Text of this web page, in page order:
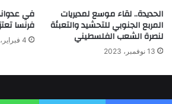
الحديدة.. لقاء موسع لمديريات
المربع الجنوبي للتحشيد والتعبئة
لنصرة الشعب الفلسطيني
13 نوفمبر، 2023
في
فرنسا
4 فبراير، 2022